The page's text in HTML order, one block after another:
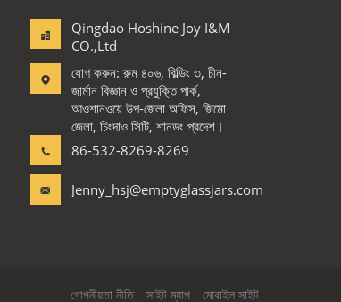
Qingdao Hoshine Joy I&M
CO.,Ltd
যোগ করুন: রুম ৪০৬, বিল্ডিং ৩, চীন-
জার্মান বিজ্ঞান ও প্রযুক্তি পার্ক,
আওশানওয়ে উপ-জেলা অফিস, জিমো
জেলা, চিংদাও সিটি, শানডং প্রদেশ।
86-532-8269-8269
Jenny_hsj@emptyglassjars.com
গোপনীয়তা নীতি সাইট ম্যাপ মোবাইল সাইট